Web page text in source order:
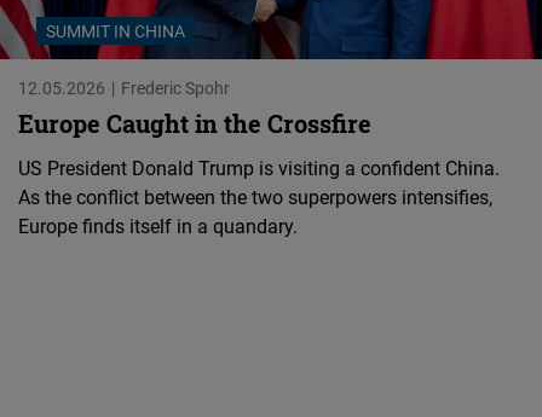
SUMMIT IN CHINA
12.05.2026 Frederic Spohr
Europe Caught in the Crossfire
US President Donald Trump is visiting a confident China.
As the conflict between the two superpowers intensifies,
Europe finds itself in a quandary.